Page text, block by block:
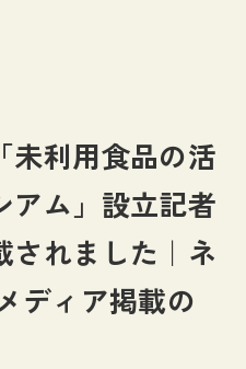
未利用食品の活
アム」設立記者
されました｜ネ
ディア掲載の